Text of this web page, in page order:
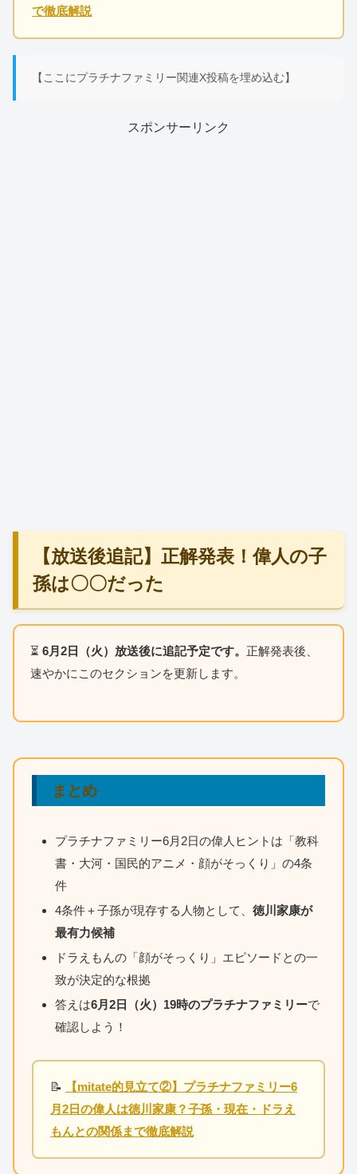
で徹底解説
【ここにプラチナファミリー関連X投稿を埋め込む】
スポンサーリンク
【放送後追記】正解発表！偉人の子
孫は〇〇だった
⏳ 6月2日（火）放送後に追記予定です。 正解発表後、
速やかにこのセクションを更新します。
まとめ
プラチナファミリー6月2日の偉人ヒントは「教科
書・大河・国民的アニメ・顔がそっくり」の4条
件
4条件＋子孫が現存する人物として、 徳川家康が
最有力候補
ドラえもんの「顔がそっくり」エピソードとの一
致が決定的な根拠
答えは6月2日（火）19時のプラチナファミリーで
確認しよう！
📝
【mitate的見立て②】プラチナファミリー6
月2日の偉人は徳川家康？子孫・現在・ドラえ
もんとの関係まで徹底解説